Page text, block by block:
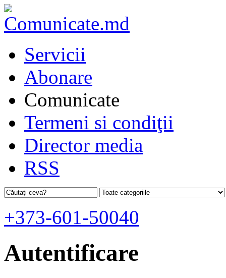
Servicii
Abonare
Comunicate
Termeni si condiţii
Director media
RSS
+373-601-50040
Autentificare